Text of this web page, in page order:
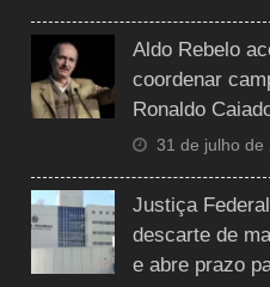
Aldo Rebelo
coordenar
Ronaldo
31 de julho de
Justiça
descarte de
e abre prazo